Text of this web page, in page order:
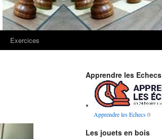
Exercices
Apprendre les Echecs
Apprendre les Echecs0
Les jouets en bois